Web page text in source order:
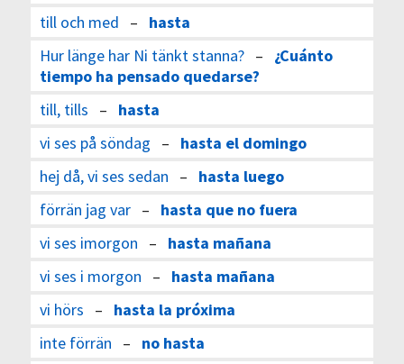
till och med – hasta
Hur länge har Ni tänkt stanna?– ¿Cuánto
tiempo ha pensado quedarse?
till, tills – hasta
vi ses på söndag – hasta el domingo
hej då, vi ses sedan – hasta luego
förrän jag var– hasta que no fuera
vi ses imorgon – hasta mañana
vi ses i morgon – hasta mañana
vi hörs – hasta la próxima
inte förrän – no hasta